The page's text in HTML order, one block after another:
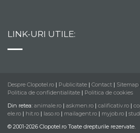
LINK-URI UTILE:
Despre Clopotel.ro | Publicitate | Contact | Sitemap
Politica de confidentialitate | Politica de cookies
Din retea: animale.ro | askmen.ro | calificativ.ro |
ele.ro | hit.ro | laso.ro | mailagent.ro | myjob.ro |
© 2001-2026 Clopotel.ro Toate drepturile rezervate.